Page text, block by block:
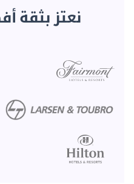
نعتز بثقة